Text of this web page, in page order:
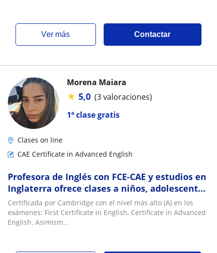
ver más Contactar
1ª clase gratis
Morena Maiara
★ 5,0 (3 valoraciones)
Clases on line
CAE Certificate in Advanced English
Profesora de Inglés con FCE-CAE y estudios en
Inglaterra ofrece clases a niños, adolescentes
y jóvenes en base a sus necesidades
Certificada por Cambridge con el nivel más alto (A) en los
exámenes: First Certificate in English, Certificate in Advanced
English. Asimism...